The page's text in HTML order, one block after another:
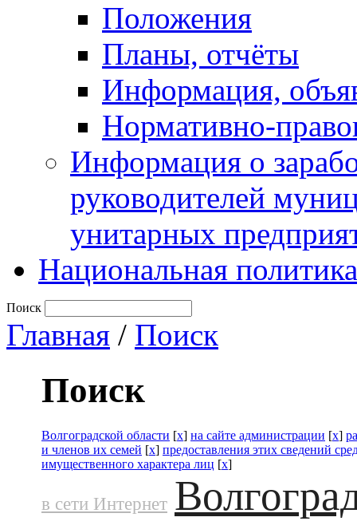
Положения
Планы, отчёты
Информация,
Нормативно-
Информация о
руководителей
унитарных
Национальная политика
Поиск
Главная / Поиск
Поиск
Волгоградской области [x] на сайте администрации [x]
и членов их семей [x] предоставления этих сведений
имущественного характера лиц [x]
в сети Интернет